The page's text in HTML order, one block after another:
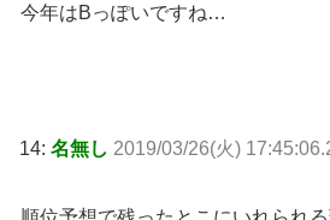
今年はBっぽいですね…
14: 名無し 2019/03/26(火)